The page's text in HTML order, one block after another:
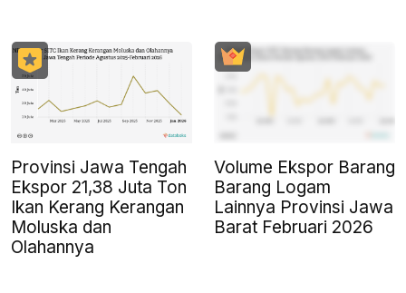
Provinsi Jawa Tengah
Ekspor 21,38 Juta Ton
Ikan Kerang Kerangan
Moluska dan
Olahannya
Volume Ekspor Barang
Barang Logam
Lainnya Provinsi Jawa
Barat Februari 2026